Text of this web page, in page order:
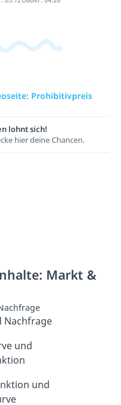
Prohibitivpreis
lohnt sich!
hier deine Chancen.
Markt &
Nachfrage
und
und